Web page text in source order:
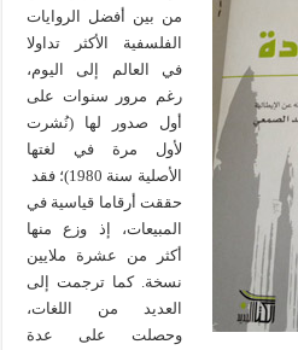
من بين أفضل الروايات
الفلسفية الأكثر تداولا
في العالم إلى اليوم،
رغم مرور سنوات على
أول صدور لها (نُشرت
لأول مرة في لغتها
الأصلية سنة 1980)؛ فقد
حققت أرقاما قياسية في
المبيعات، إذ وزع منها
أكثر من عشرة ملايين
نسخة. كما ترجمت إلى
العديد من اللغات،
وحصلت على عدة